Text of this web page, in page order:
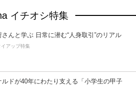
イチオシ特集
さんと学ぶ 日常に潜む“人身取引”のリアル
イアップ特集
ルドが40年にわたり支える「小学生の甲子